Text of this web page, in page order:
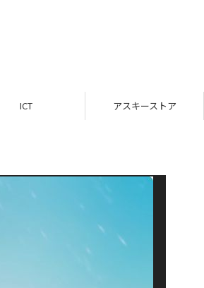
ICT アスキーストア